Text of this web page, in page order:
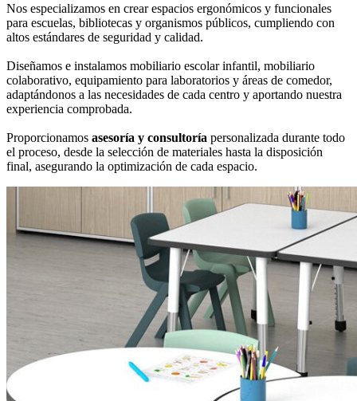
Nos especializamos en crear espacios ergonómicos y funcionales
para escuelas, bibliotecas y organismos públicos, cumpliendo con
altos estándares de seguridad y calidad.
Diseñamos e instalamos mobiliario escolar infantil, mobiliario
colaborativo, equipamiento para laboratorios y áreas de comedor,
adaptándonos a las necesidades de cada centro y aportando nuestra
experiencia comprobada.
Proporcionamos asesoría y consultoría personalizada durante todo
el proceso, desde la selección de materiales hasta la disposición
final, asegurando la optimización de cada espacio.